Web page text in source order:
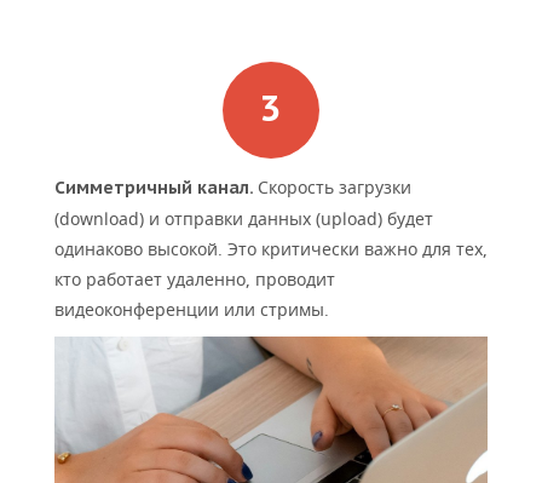
Симметричный канал. Скорость загрузки
(download) и отправки данных (upload) будет
одинаково высокой. Это критически важно для тех,
кто работает удаленно, проводит
видеоконференции или стримы.